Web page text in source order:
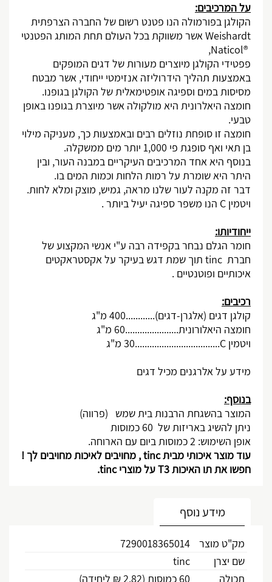
על המרכיבים:
הקולגן בפורמולה הנו פטנט רשום של החברה הצרפתית
Weishardtאשר משווקת בכל העולם תחת המותג הפטנטי
®
Naticol
,
פפטידי הקולגן מיוצרים מעורות של דגים המופקים
באמצעות תהליך הידרוליזה אנזימטי ייחודי, אשר מבטח
מסיסות במים וספיגה אופטימאלית של הקולגן בגופנו.
חומצה היאלרונית היא מולקולה אשר מיוצרת בגופנו באופן
טבעי.
חומצה זו סופחת נוזלים רבים ובאמצעות כך, מעניקה מילוי
בן תאי ואף סופגת פי 1,000 יותר מים ממשקלה.
בנוסף היא אחד המרכיבים העיקריים במבנה העור, ובין
היתר היא שומרת על רמות הלחות וכמות המים בו.
דבר זה מקנה לעור שלנו מראה, גמיש, מוצק ומלא לחות.
ויטמין C הנו משפר ספיגה יעיל ביותר .
ייחודיותו:
חומר הגלם נבחר בקפידה רבה ע"י אנשי המקצוע של
חברת tinc תוך שמת דגש בעיקר על אקסטראקטים
איכותיים ופוטנטיים .
רכיבים:
קולגן דגים (אלגרן-דגים)............400 מ"ג
חומצה היאלורונית......................60 מ"ג
ויטמין C...................................30 מ"ג
מידע על אלרגנים מכיל דגים
בנוסף:
המוצר בהשגחת הרבנות בית שמש (פרווה)
ניתן להשיג באריזות של 60 כמוסות
אופן השימוש: 2 כמוסות ביום עם הארוחה.
עוד מוצר איכותי מביתtinc, מחויבים לאיכות מחויבים לך !
חפשו את תו האיכות 3 Tעל מוצריtinc
.
מידע נוסף
מק"ט מוצר
7290018365014
שם יצרן
tinc
תכולה
60 כמוסות (2.82 ₪ ליחידה)